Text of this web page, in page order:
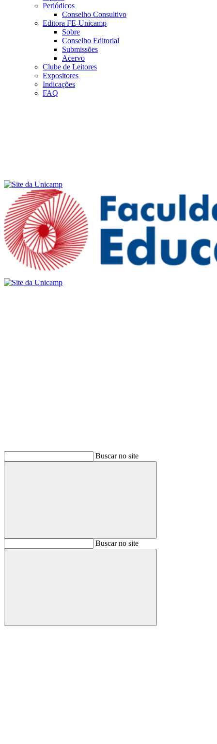
Periódicos
Conselho Consultivo
Editora FE-Unicamp
Sobre
Conselho Editorial
Submissões
Acervo
Clube de Leitores
Expositores
Indicações
FAQ
Buscar no site
BuscarBuscar no site
Buscar